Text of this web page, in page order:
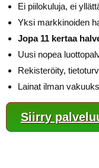
Ei piilokuluja, ei
Yksi markkinoiden
Jopa 11 kertaa
Uusi nopea
Rekisteröity,
Lainat ilman
Siirry